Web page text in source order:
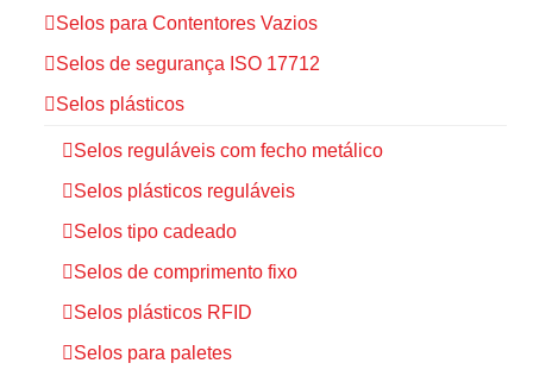
Selos para Contentores Vazios
Selos de segurança ISO 17712
Selos plásticos
Selos reguláveis com fecho metálico
Selos plásticos reguláveis
Selos tipo cadeado
Selos de comprimento fixo
Selos plásticos RFID
Selos para paletes